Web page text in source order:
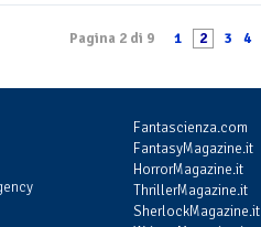
Pagina 2 di 9 1 2 3 4
Fantascienza.com
FantasyMagazine.it
HorrorMagazine.it
ThrillerMagazine.it
SherlockMagazine.it